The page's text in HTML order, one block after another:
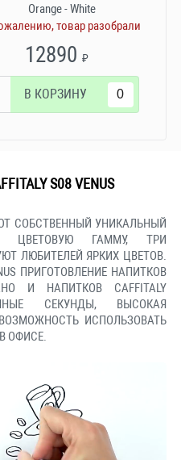
Orange - White
товар разобрали
12890₽
В КОРЗИНУ
S08 VENUS
СОБСТВЕННЫЙ УНИКАЛЬНЫЙ
ЦВЕТОВУЮ ГАММУ, ТРИ
ЛЮБИТЕЛЕЙ ЯРКИХ ЦВЕТОВ.
ПРИГОТОВЛЕНИЕ НАПИТКОВ
И НАПИТКОВ CAFFITALY
СЕКУНДЫ, ВЫСОКАЯ
ИСПОЛЬЗОВАТЬ
ОФИСЕ.